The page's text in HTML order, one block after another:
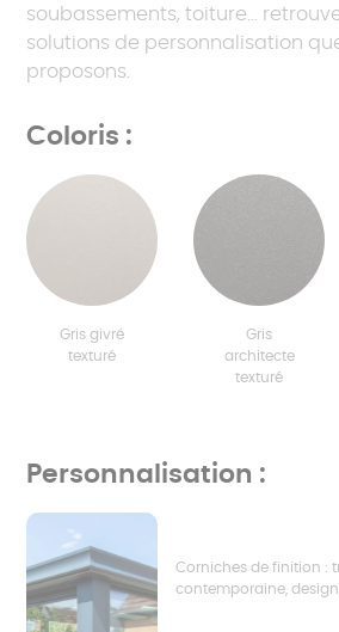
soubassements, toiture...
solutions de personnalisation
proposons.
Coloris :
Gris givré
texturé
Gris
architecte
texturé
Personnalisation :
Corniches de finition :
contemporaine, design